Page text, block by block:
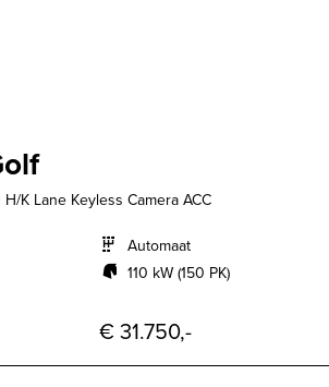
K Lane Keyless Camera ACC
Automaat
110 kW (150 PK)
€ 31.750,-